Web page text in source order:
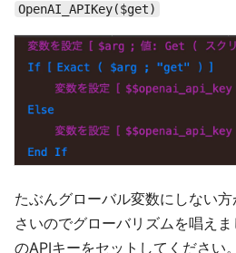
OpenAI_APIKey($get)
たぶんグローバル変数にしない
さいのでグローバリズムを唱えま
のAPIキーをセットしてください。